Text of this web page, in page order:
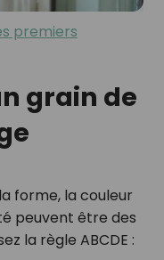
premiers
grain de
forme, la couleur
peuvent être des
la règle ABCDE :